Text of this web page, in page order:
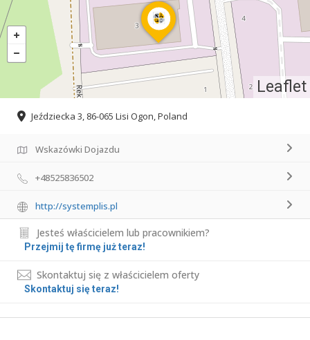
Leaflet
Jeździecka 3, 86-065 Lisi Ogon, Poland
Wskazówki Dojazdu
+48525836502
http://systemplis.pl
Jesteś właścicielem lub pracownikiem?
Przejmij tę firmę już teraz!
Skontaktuj się z właścicielem oferty
Skontaktuj się teraz!